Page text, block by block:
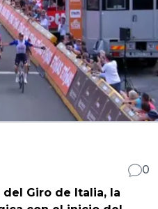
0
Giro de Italia, la